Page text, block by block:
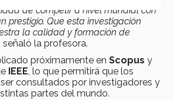
de competir a nivel mundial con
prestigio. Que esta investigación
la calidad y formación de
señaló la profesora.
próximamente en Scopus y
IEEE, lo que permitirá que los
consultados por investigadores y
partes del mundo.